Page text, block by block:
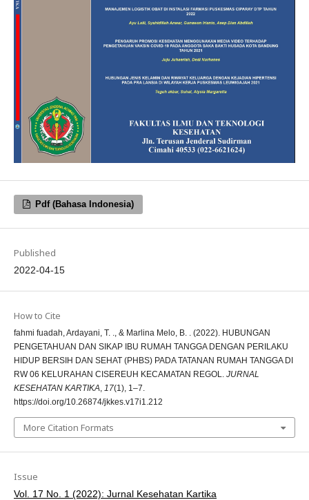
Pdf (Bahasa Indonesia)
Published
2022-04-15
How to Cite
fahmi fuadah, Ardayani, T. ., & Marlina Melo, B. . (2022). HUBUNGAN
PENGETAHUAN DAN SIKAP IBU RUMAH TANGGA DENGAN PERILAKU
HIDUP BERSIH DAN SEHAT (PHBS) PADA TATANAN RUMAH TANGGA DI
RW 06 KELURAHAN CISEREUH KECAMATAN REGOL. JURNAL
KESEHATAN KARTIKA 17(1), 1–7.
https://doi.org/10.26874/jkkes.v17i1.212
More Citation Formats
Issue
Vol. 17 No. 1 (2022): Jurnal Kesehatan Kartika